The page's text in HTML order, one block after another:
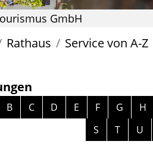
GmbH
Rathaus Service von A-Z
Register
B C D E F G H
S
T U